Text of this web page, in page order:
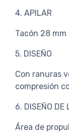
4. APILAR
Tacón 28
5. DISEÑO
Con ranuras
compresión
6. DISEÑO DE
Área de